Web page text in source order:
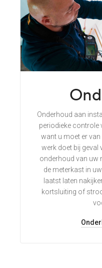
Onderhoud aan
periodieke controle
want u moet er
werk doet bij geval
onderhoud van uw
de meterkast in
laatst laten
kortsluiting of